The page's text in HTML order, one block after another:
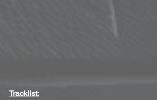
Tracklist: